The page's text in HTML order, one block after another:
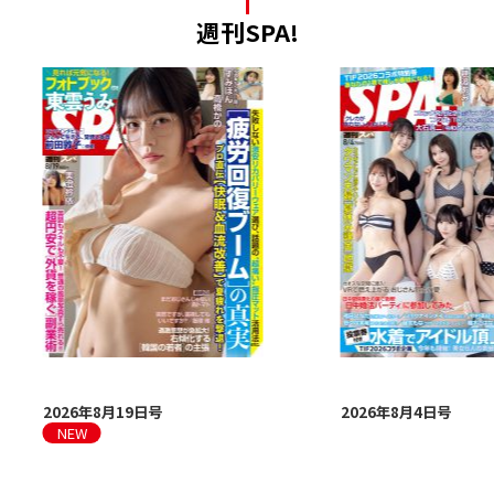
週刊SPA!
2026年8月19日号 2026年8月4日号